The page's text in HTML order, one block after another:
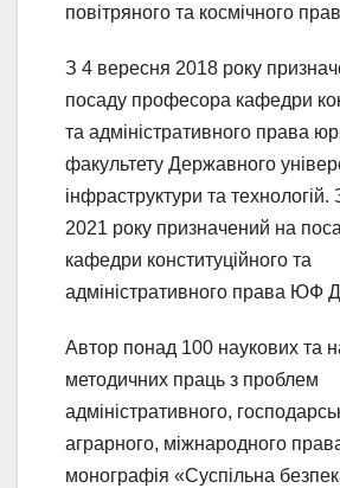
повітряного та космічного
З 4 вересня 2018 року
посаду професора кафедри
та адміністративного права
факультету Державного
інфраструктури та
2021 року призначений на
кафедри конституційного та
адміністративного права ЮФ
Автор понад 100 наукових та
методичних праць з проблем
адміністративного,
аграрного, міжнародного
монографія «Суспільна